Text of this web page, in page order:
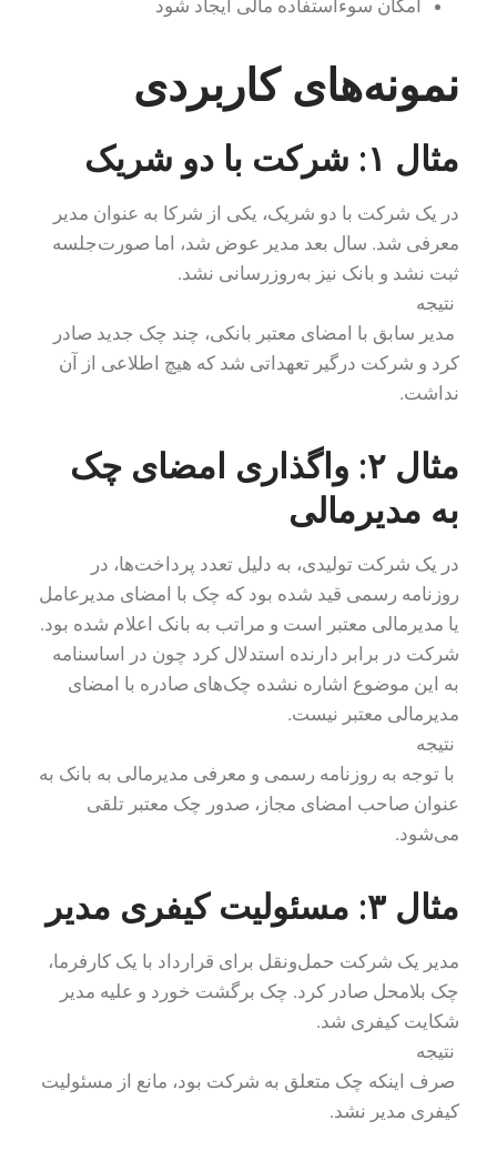
امکان سوءاستفاده مالی ایجاد شود
نمونه‌های کاربردی
مثال ۱: شرکت با دو شریک
در یک شرکت با دو شریک، یکی از شرکا به عنوان مدیر
معرفی شد. سال بعد مدیر عوض شد، اما صورت‌جلسه
ثبت نشد و بانک نیز به‌روزرسانی نشد.
نتیجه
مدیر سابق با امضای معتبر بانکی، چند چک جدید صادر
کرد و شرکت درگیر تعهداتی شد که هیچ اطلاعی از آن
نداشت.
مثال ۲: واگذاری امضای چک
به مدیرمالی
در یک شرکت تولیدی، به دلیل تعدد پرداخت‌ها، در
روزنامه رسمی قید شده بود که چک با امضای مدیرعامل
یا مدیرمالی معتبر است و مراتب به بانک اعلام شده بود.
شرکت در برابر دارنده استدلال کرد چون در اساسنامه
به این موضوع اشاره نشده چک‌های صادره با امضای
مدیرمالی معتبر نیست.
نتیجه
با توجه به روزنامه رسمی و معرفی مدیرمالی به بانک به
عنوان صاحب امضای مجاز، صدور چک معتبر تلقی
می‌شود.
مثال ۳: مسئولیت کیفری مدیر
مدیر یک شرکت حمل‌ونقل برای قرارداد با یک کارفرما،
چک بلامحل صادر کرد. چک برگشت خورد و علیه مدیر
شکایت کیفری شد.
نتیجه
صرف اینکه چک متعلق به شرکت بود، مانع از مسئولیت
کیفری مدیر نشد.